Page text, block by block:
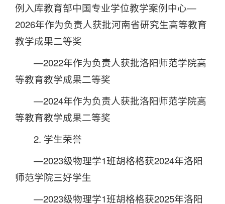
例入库教育部中国专业学位教学案例中心—
2026年作为负责人获批河南省研究生高等教育
教学成果二等奖
—2022年作为负责人获批洛阳师范学院高
等教育教学成果二等奖
—2024年作为负责人获批洛阳师范学院高
等教育教学成果二等奖
2. 学生荣誉
—2023级物理学1班胡格格获2024年洛阳
师范学院三好学生
—2023级物理学1班胡格格获2025年洛阳